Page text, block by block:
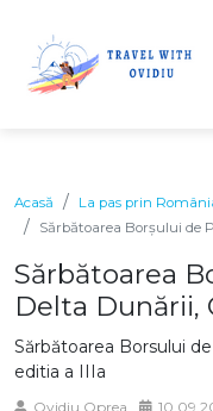
Acasă
La pas prin
Sărbătoarea Borșului de
Sărbătoarea
Delta Dunării,
Sărbătoarea Borsului
editia a IIIa
Ovidiu Oprea